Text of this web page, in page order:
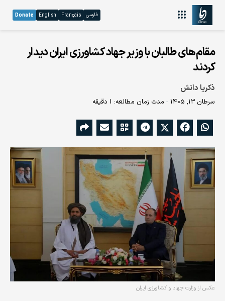
فارسی Français
English
Donate
مقام‌های طالبان با وزیر جهاد کشاورزی ایران دیدار
کردند
ذکریا دانش
سرطان 13, 1405 مدت زمان مطالعه: 1 دقیقه
عکس از وزارت جهاد و کشاورزی ایران